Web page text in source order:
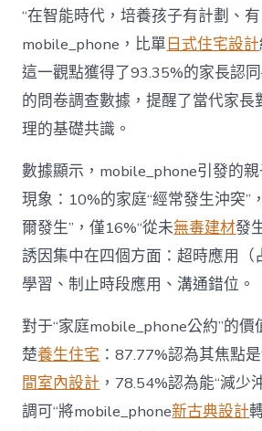
“在智能時代，培養孩子有計劃、
mobile_phone，比單日式住宅設計
這一觀點獲得了93.35%的家長認
的問卷調查數據，提醒了當代家長
理的基礎共識。
數據顯示，mobile_phone引發的
現象：10%的家庭“經常發生沖突”
爾發生”，僅16%“從未無毒建材發
誘因集中在四個方面：超時應用（
學習、制止時段應用、溝通錯位。
對于“家庭mobile_phone公約”的
楚養生住宅 ：87.77%認為其焦點
間室內設計 ，78.54%認為能“減少
調可“將mobile_phone新古典設計